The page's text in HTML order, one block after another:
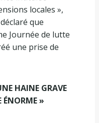
locales »,
que
Journée de lutte
une prise de
HAINE GRAVE
ÉNORME »